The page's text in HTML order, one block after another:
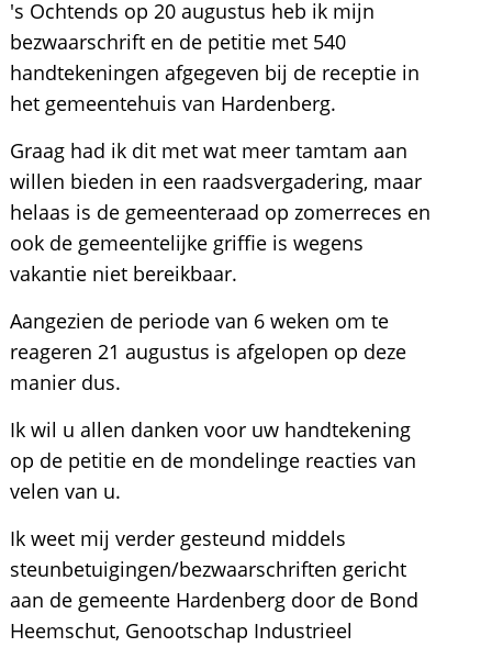
's Ochtends op 20 augustus heb ik mijn
bezwaarschrift en de petitie met 540
handtekeningen afgegeven bij de receptie in
het gemeentehuis van Hardenberg.
Graag had ik dit met wat meer tamtam aan
willen bieden in een raadsvergadering, maar
helaas is de gemeenteraad op zomerreces en
ook de gemeentelijke griffie is wegens
vakantie niet bereikbaar.
Aangezien de periode van 6 weken om te
reageren 21 augustus is afgelopen op deze
manier dus.
Ik wil u allen danken voor uw handtekening
op de petitie en de mondelinge reacties van
velen van u.
Ik weet mij verder gesteund middels
steunbetuigingen/bezwaarschriften gericht
aan de gemeente Hardenberg door de Bond
Heemschut, Genootschap Industrieel